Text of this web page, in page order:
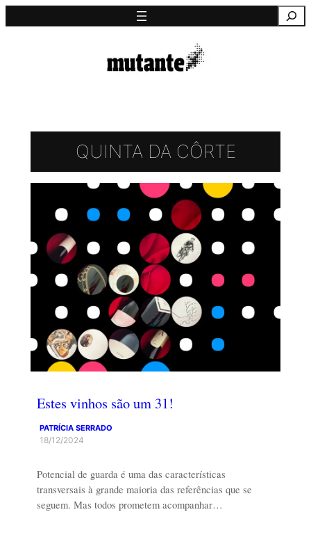
para
QUINTA DA CÔRTE
Estes vinhos são um 31!
PATRÍCIA SERRADO
18/12/2024
Potencial de guarda é uma das características
transversais à grande maioria das referências que se
seguem. Mas todos prometem acompanhar…